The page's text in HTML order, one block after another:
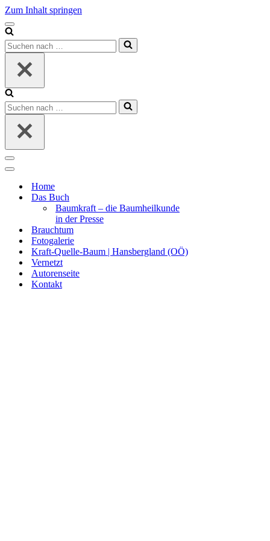
Zum Inhalt springen
Navigationsmenü
Suchen
nach …
Suchen
nach …
Navigationsmenü
Navigationsmenü
Home
Das Buch
Baumkraft – die Baumheilkunde
in der Presse
Brauchtum
Fotogalerie
Kraft-Quelle-Baum | Hansbergland (OÖ)
Vernetzt
Autorenseite
Kontakt